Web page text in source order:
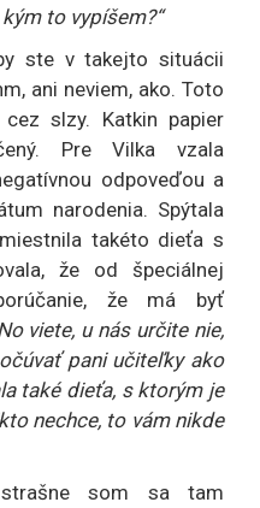
to vypíšem?“
ste v takejto situácii
ani neviem, ako. Toto
slzy. Katkin papier
Pre Vilka vzala
odpoveďou a
narodenia. Spýtala
takéto dieťa s
že od špeciálnej
že má byť
viete, u nás určite nie,
pani učiteľky ako
také dieťa, s ktorým je
nechce, to vám nikde
som sa tam